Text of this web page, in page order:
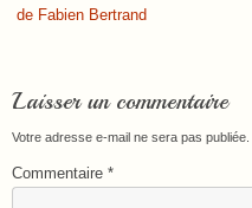
de Fabien Bertrand
Laisser un commentaire
Votre adresse e-mail ne sera pas publiée.
Commentaire *